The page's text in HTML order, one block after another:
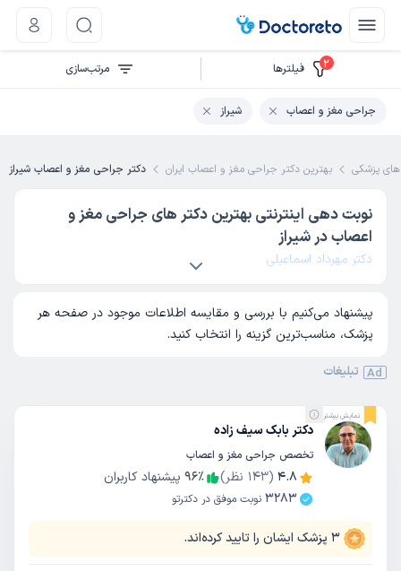
پزشکی بهترین دکتر جراحی مغز و اعصاب ایران دکتر جراحی مغز و اعصاب شیراز
نوبت‌ دهی اینترنتی بهترین دکتر های جراحی مغز و
اعصاب در شیراز
دکتر مهرداد اسماعیلی
پیشنهاد می‌کنیم با بررسی و مقایسه اطلاعات موجود در صفحه هر
پزشک، مناسب‌ترین گزینه را انتخاب کنید.
نمایش بیشتر
دکتر بابک سیف زاده
تخصص جراحی مغز و اعصاب
4.8
(
143 نظر) 96٪
پیشنهاد کاربران
3283 نوبت موفق در دکترتو
3 پزشک ایشان را تایید کرده‌اند.
Ad تبلیغات
2 فیلتر‌ها مرتب‌سازی
جراحی مغز و اعصاب شیراز